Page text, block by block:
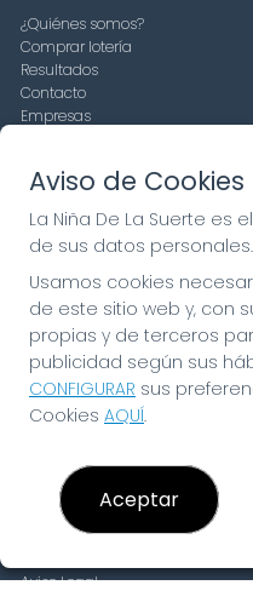
¿Quiénes somos?
Comprar lotería
Resultados
Contacto
Empresas
Boletos digitales
Acceso
Registro
CONTACTO
ADMINISTRACION DE
RECEPTOR OFICIAL: 97910
916429571
pedidos@laninadelasuerte.es
(Madrid) España
Aviso Legal
Aviso de Cookies
La Niña De La Suerte
de sus datos personales.
Usamos cookies
de este sitio web y, con
propias y de terceros
publicidad según sus
CONFIGURAR sus
Cookies AQUÍ.
Aceptar